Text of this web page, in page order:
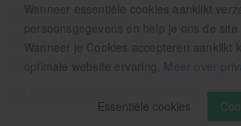
Wanneer essentiële cookies aanklikt
persoonsgegevens en help je ons de site
Wanneer je Cookies accepteren aanklikt
optimale website ervaring. Meer over
Essentiële cookies
Maandag t/m vrijdag
08.00 - 12.30u
13.00 - 16.00u
Wij pauzeren tussen 12.30 en 13.00u